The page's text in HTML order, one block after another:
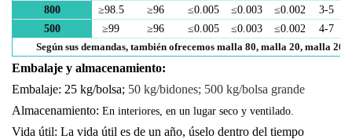
800
≥98.5 ≥96 ≤0.005 ≤0.003 ≤0.002
3-5
500
≥99 ≥96 ≤0.005 ≤0.003 ≤0.002
4-7
Según sus demandas, también ofrecemos malla 80, malla 20, malla
Embalaje y almacenamiento:
Embalaje: 25 kg/bolsa; 50 kg/bidones; 500 kg/bolsa grande
Almacenamiento: En interiores, en un lugar seco y ventilado.
Vida útil: La vida útil es de un año, úselo dentro del tiempo